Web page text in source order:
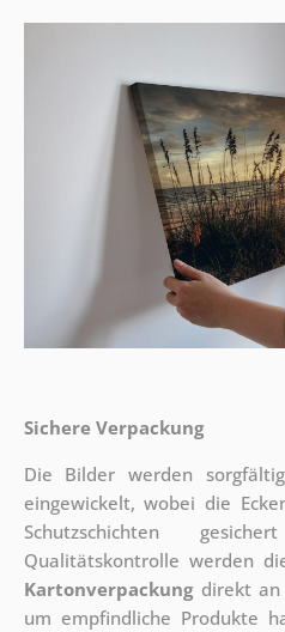
Sichere Verpackung
Die Bilder werden
eingewickelt, wobei die
Schutzschichten
Qualitätskontrolle werden
Kartonverpackungdirekt an
um empfindliche Produkte